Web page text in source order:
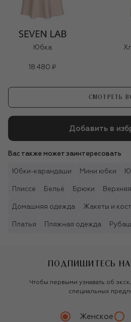
Юбка
18 480 ₽
СМОТРЕТЬ
Добавить в
Вас также может заинтересовать
Юбки-карандаши Мини юбки
Плиссе Бельё Брюки
Домашняя одежда Жакеты и
Платья Пляжная одежда
ПОДПИШИТЕСЬ
Чтобы первыми узнавать об
специальных
Женское